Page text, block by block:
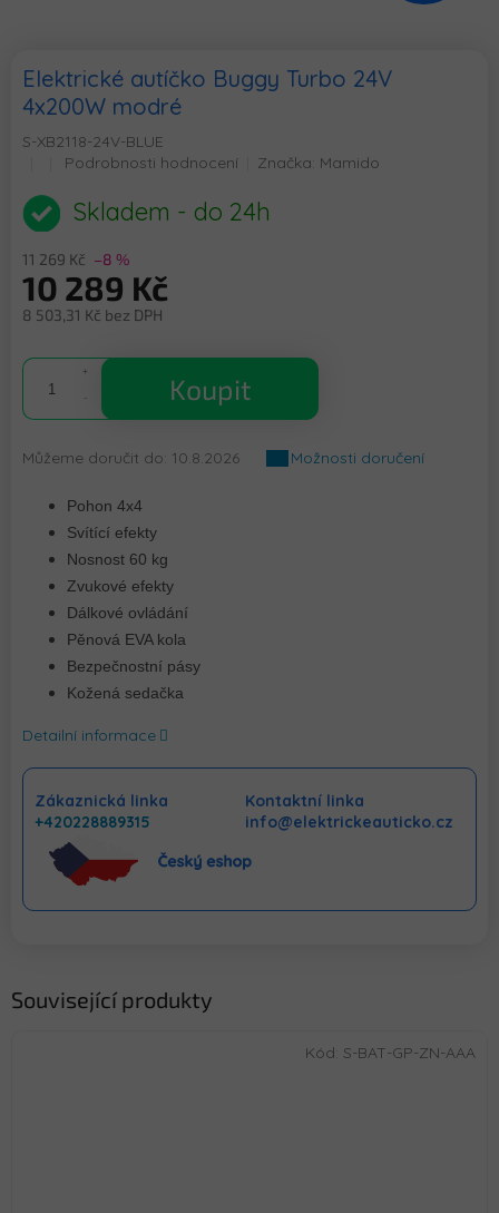
Elektrické autíčko Buggy Turbo 24V
4x200W modré
S-XB2118-24V-BLUE
Průměrné
produktu
je
z
5
hvězdiček.
Podrobnosti hodnocení Značka: Mamido
Skladem - do 24h
11 269 Kč –8 %
10 289 Kč
8 503,31 Kč bez DPH
cena:
Koupit
Můžeme doručit do: 10.8.2026 Možnosti doručení
Pohon 4x4
Svítící efekty
Nosnost 60 kg
Zvukové efekty
Dálkové ovládání
Pěnová EVA kola
Bezpečnostní pásy
Kožená sedačka
Detailní informace
Zákaznická linka
+420228889315
Kontaktní linka
info@elektrickeauticko.cz
Související produkty
Kód: S-BAT-GP-ZN-AAA